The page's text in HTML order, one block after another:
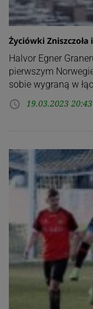
Życiówki Zniszczoła
Halvor Egner
pierwszym
sobie wygraną w
access_time 19.03.2023 20:43